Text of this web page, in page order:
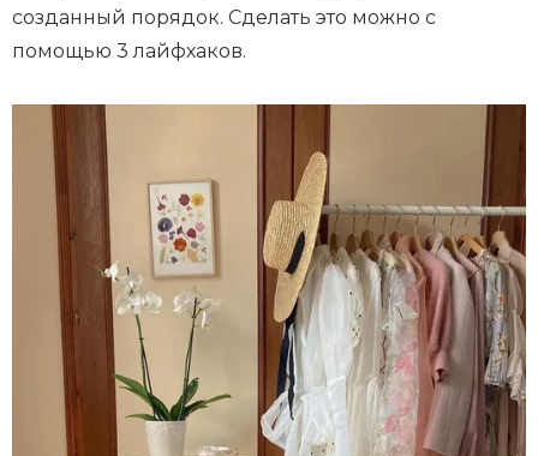
созданный порядок. Сделать это можно с
помощью 3 лайфхаков.